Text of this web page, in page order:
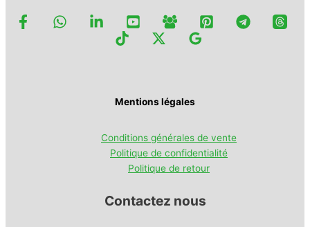
Mentions légales
Conditions générales de vente
Politique de confidentialité
Politique de retour
Contactez nous